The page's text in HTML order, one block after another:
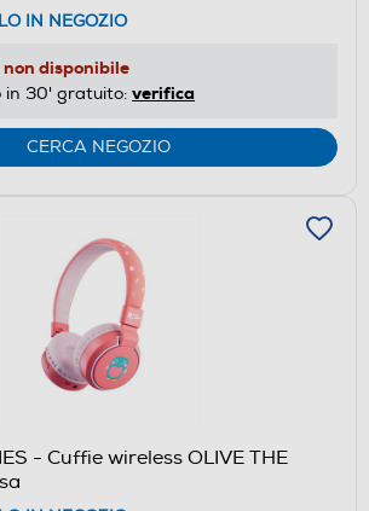
IN NEGOZIO
non disponibile
in 30' gratuito: verifica
CERCA NEGOZIO
- Cuffie wireless OLIVE THE